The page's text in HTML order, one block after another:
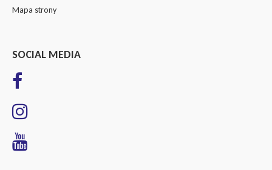
Mapa strony
SOCIAL MEDIA